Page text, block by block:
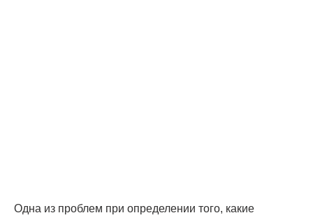
Одна из проблем при определении того, какие